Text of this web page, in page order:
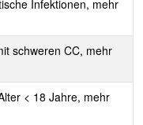
Infektionen, mehr
schweren CC, mehr
< 18 Jahre, mehr